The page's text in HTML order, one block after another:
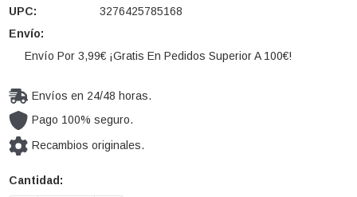
UPC:
3276425785168
Envío:
Envío Por 3,99€ ¡Gratis En Pedidos Superior A 100€!
Envíos en 24/48 horas.
Pago 100% seguro.
Recambios originales.
Cantidad
Cantidad: